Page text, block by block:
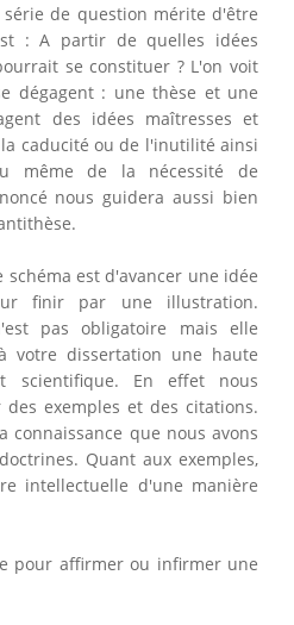
de question mérite d'être
: A partir de quelles idées
se constituer ? L'on voit
dégagent : une thèse et une
des idées maîtresses et
caducité ou de l'inutilité ainsi
même de la nécessité de
nous guidera aussi bien
schéma est d'avancer une idée
finir par une illustration.
pas obligatoire mais elle
votre dissertation une haute
scientifique. En effet nous
exemples et des citations.
connaissance que nous avons
Quant aux exemples,
intellectuelle d'une manière
pour affirmer ou infirmer une